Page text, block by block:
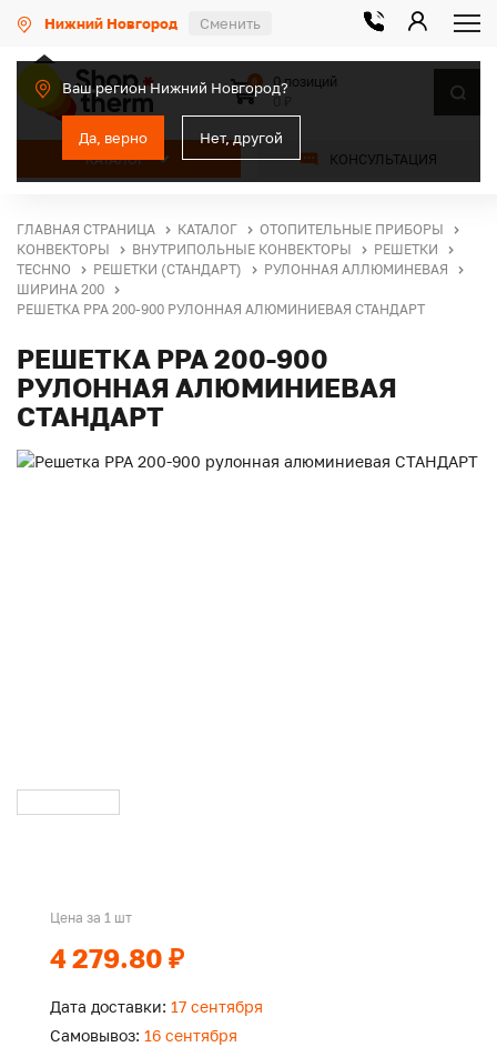
Нижний Новгород Сменить
Ваш регион Нижний Новгород?
Да, верно Нет, другой
КАТАЛОГ КОНСУЛЬТАЦИЯ
0
0 позиций
ГЛАВНАЯ СТРАНИЦА КАТАЛОГ
ОТОПИТЕЛЬНЫЕ ПРИБОРЫ
КОНВЕКТОРЫ
ВНУТРИПОЛЬНЫЕ КОНВЕКТОРЫ
РЕШЕТКИ
TECHNO
РЕШЕТКИ (СТАНДАРТ)
РУЛОННАЯ АЛЛЮМИНЕВАЯ
ШИРИНА 200
РЕШЕТКА PPA 200-900 РУЛОННАЯ АЛЮМИНИЕВАЯ СТАНДАРТ
РЕШЕТКА PPA 200-900
РУЛОННАЯ АЛЮМИНИЕВАЯ
СТАНДАРТ
Цена за 1 шт
4 279.80 ₽
Дата доставки: 17 сентября
Самовывоз: 16 сентября